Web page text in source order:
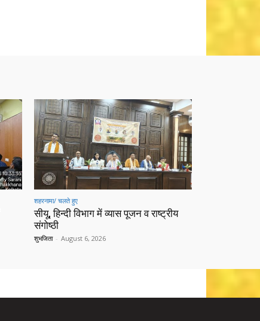
शहरनामा/ चलते हुए
सीयू, हिन्दी विभाग में व्यास पूजन व राष्ट्रीय
संगोष्ठी
शुभजिता - August 6, 2026